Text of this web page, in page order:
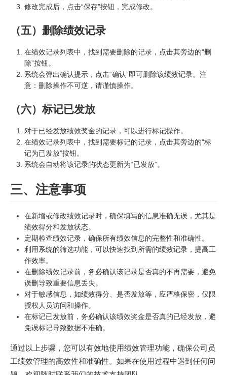
修改完成后，点击“保存”按钮，完成修改。
（五）删除绩效记录
在绩效记录列表中，找到需要删除的记录，点击其旁边的“删
除”按钮。
系统会弹出确认提示，点击“确认”即可删除该绩效记录。注
意：删除操作不可逆，请谨慎操作。
（六）标记已发放
对于已经发放绩效奖金的记录，可以进行标记操作。
在绩效记录列表中，找到需要标记的记录，点击其旁边的“标
记为已发放”按钮。
系统会自动将该记录的状态更新为“已发放”。
三、注意事项
在新增或修改绩效记录时，确保填写的信息准确无误，尤其是
绩效得分和发放状态。
定期检查绩效记录，确保所有绩效信息的完整性和准确性。
利用系统的筛选功能，可以快速找到所需的绩效记录，提高工
作效率。
在删除绩效记录前，务必确认该记录是否真的不再需要，避免
误删导致重要信息丢失。
对于敏感信息，如绩效得分、是否发放等，应严格保密，仅限
授权人员访问和操作。
在标记已发放前，务必确认该绩效奖金是否真的已经发放，避
免误标记导致数据不准确。
通过以上步骤，您可以有效地使用绩效管理功能，确保公司员
工绩效管理的高效性和准确性。如果在使用过程中遇到任何问